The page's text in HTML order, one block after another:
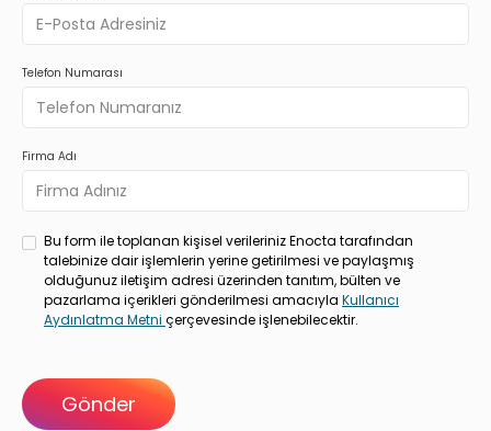
Telefon Numarası
Firma Adı
Bu form ile toplanan kişisel verileriniz Enocta tarafından
talebinize dair işlemlerin yerine getirilmesi ve paylaşmış
olduğunuz iletişim adresi üzerinden tanıtım, bülten ve
pazarlama içerikleri gönderilmesi amacıyla Kullanıcı
Aydınlatma Metni çerçevesinde işlenebilecektir.